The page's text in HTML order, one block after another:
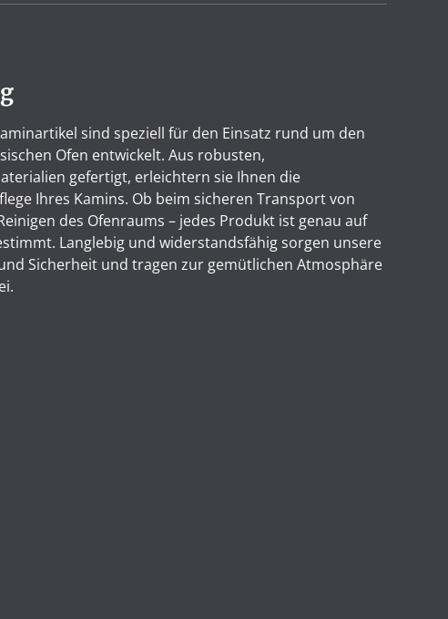
sind speziell für den Einsatz rund um den
Ofen entwickelt. Aus robusten,
gefertigt, erleichtern sie Ihnen die
Ihres Kamins. Ob beim sicheren Transport von
des Ofenraums – jedes Produkt ist genau auf
Langlebig und widerstandsfähig sorgen unsere
Sicherheit und tragen zur gemütlichen Atmosphäre